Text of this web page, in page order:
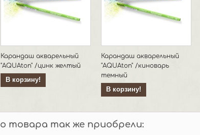
Карандаш акварельный
"AQUAton" /цинк желтый
В корзину!
Карандаш акварельный
"AQUAton" /киноварь
темный
В корзину!
товара так же приобрели: